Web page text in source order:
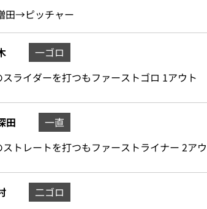
田→ピッチャー
一ゴロ
ライダーを打つもファーストゴロ 1アウト
田
一直
トレートを打つもファーストライナー 2ア
二ゴロ